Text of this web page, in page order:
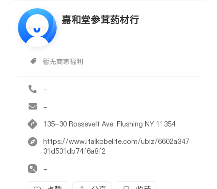
嘉和堂参茸药材行
暂无商家福利
-
-
135-30 Rossevelt Ave. Flushing NY 11354
https://www.italkbbelite.com/ubiz/6602a347
31d531db74f6a8f2
-